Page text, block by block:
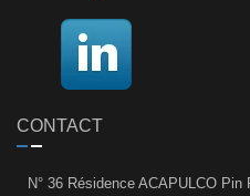
CONTACT
N° 36 Résidence ACAPULCO